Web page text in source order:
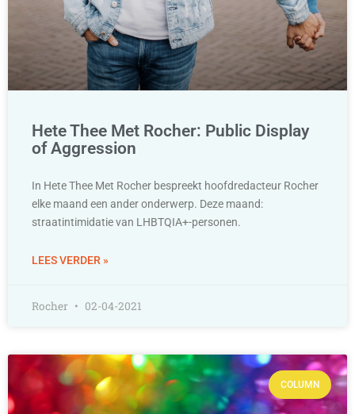
Hete Thee Met Rocher: Public Display
of Aggression
In Hete Thee Met Rocher bespreekt hoofdredacteur Rocher
elke maand een ander onderwerp. Deze maand:
straatintimidatie van LHBTQIA+-personen.
LEES VERDER »
Rocher 02-04-2021
COLUMN